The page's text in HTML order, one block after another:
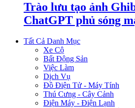
Trào lưu tạo ảnh
ChatGPT phủ sóng
Tất Cả Danh Mục
Xe Cộ
Bất Động Sản
Việc Làm
Dịch Vụ
Đồ Điện Tử - Máy Tính
Thú Cưng - Cây Cảnh
Điện Máy - Điện Lạnh